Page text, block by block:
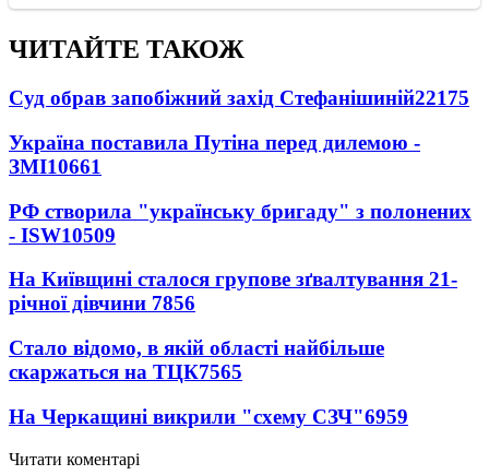
ЧИТАЙТЕ ТАКОЖ
Суд обрав запобіжний захід Стефанішиній22175
Україна поставила Путіна перед дилемою -
ЗМІ10661
РФ створила "українську бригаду" з полонених
- ISW10509
На Київщині сталося групове зґвалтування 21-
річної дівчини 7856
Стало відомо, в якій області найбільше
скаржаться на ТЦК7565
На Черкащині викрили "схему СЗЧ"6959
Читати коментарі